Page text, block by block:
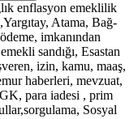
enflasyon emeklilik
Atama, Bağ-
imkanından
sandığı, Esastan
izin, kamu, maaş,
haberleri, mevzuat,
para iadesi , prim
Sosyal